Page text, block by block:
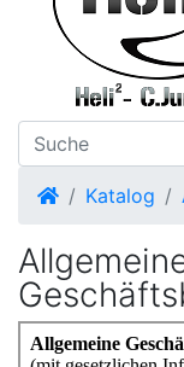
Startseite
Katalog